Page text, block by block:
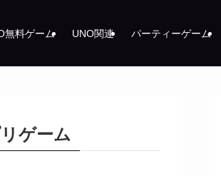
無料ゲーム UNO関連 パーティーゲーム
ゲーム